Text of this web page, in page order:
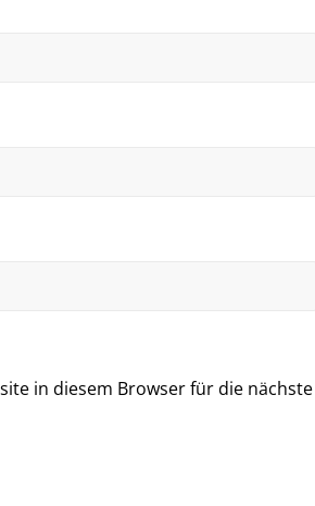
in diesem Browser für die nächste